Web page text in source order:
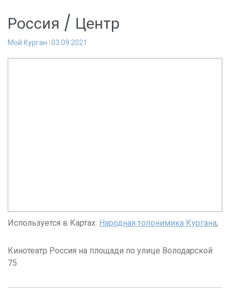
Россия / Центр
Мой Курган 03.09.2021
Используется в Картах: Народная топонимика Кургана,
Кинотеатр Россия на площади по улице Володарской
75